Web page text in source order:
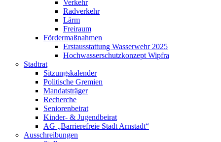
Verkehr
Radverkehr
Lärm
Freiraum
Fördermaßnahmen
Erstausstattung Wasserwehr 2025
Hochwasserschutzkonzept Wipfra
Stadtrat
Sitzungskalender
Politische Gremien
Mandatsträger
Recherche
Seniorenbeirat
Kinder- & Jugendbeirat
AG „Barrierefreie Stadt Arnstadt“
Ausschreibungen